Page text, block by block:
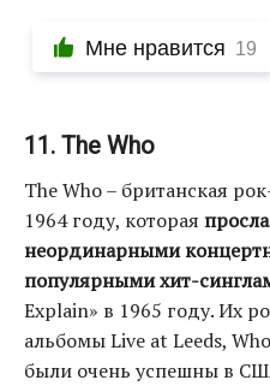
Мне нравится 19
11. The Who
The Who – британская
1964 году, которая
неординарными
популярными хит-
Explain» в 1965 году. Их
альбомы Live at Leeds,
были очень успешны в